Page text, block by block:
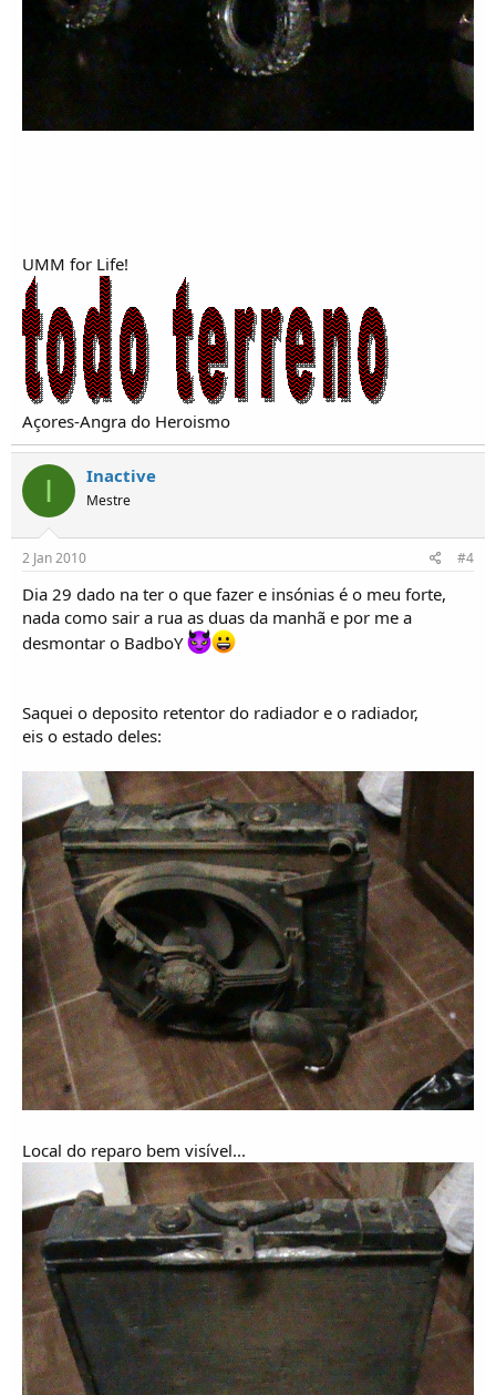
UMM for Life!
Açores-Angra do Heroismo
I Inactive
Mestre
2 Jan 2010 #4
Dia 29 dado na ter o que fazer e insónias é o meu forte,
nada como sair a rua as duas da manhã e por me a
desmontar o BadboY
Saquei o deposito retentor do radiador e o radiador,
eis o estado deles:
Local do reparo bem visível...